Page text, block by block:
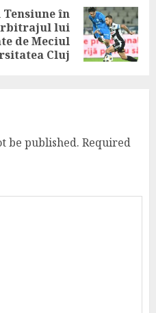
în
lui
de Meciul
Cluj
be published. Required